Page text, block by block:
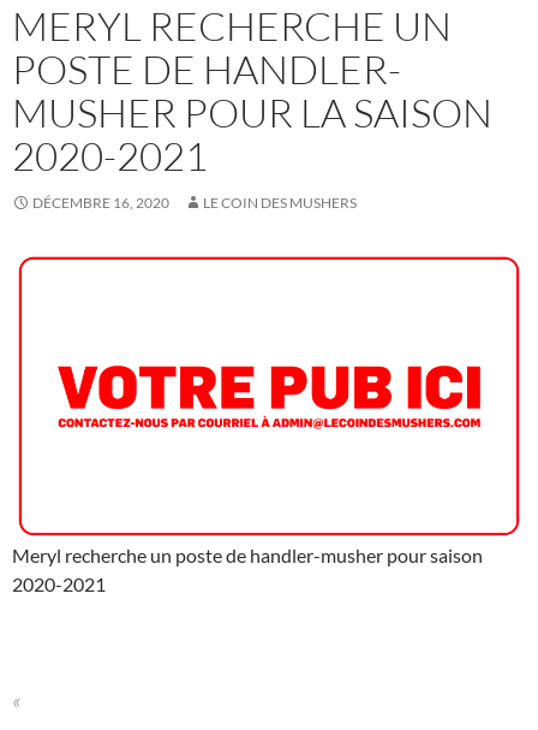
MERYL RECHERCHE UN
POSTE DE HANDLER-
MUSHER POUR LA SAISON
2020-2021
DÉCEMBRE 16, 2020 LE COIN DES MUSHERS
Meryl recherche un poste de handler-musher pour saison
2020-2021
«